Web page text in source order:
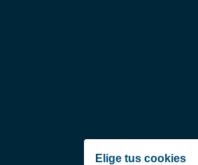
Elige tus cookies